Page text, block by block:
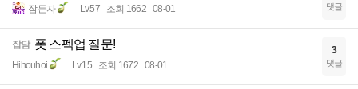
잠든자 Lv.57 조회 1662 08-01 댓글
잡담 폿 스펙업 질문!
Hihouhoi Lv.15 조회 1672 08-01
3
댓글